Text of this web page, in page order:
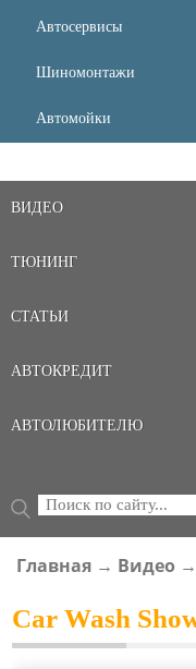
Автосервисы
Шиномонтажи
Автомойки
ВИДЕО
ТЮНИНГ
СТАТЬИ
АВТОКРЕДИТ
АВТОЛЮБИТЕЛЮ
ФОРМА
Поиск
Главная → Видео →
Car Wash